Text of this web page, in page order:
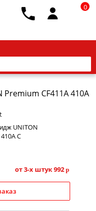
0
CF411A 410A
от 3-х штук992 p